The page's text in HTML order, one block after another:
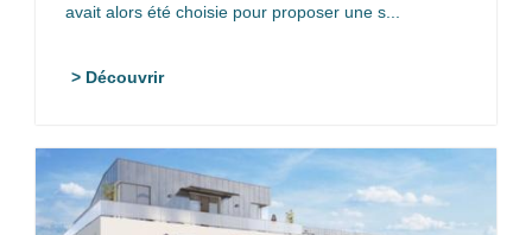
avait alors été choisie pour proposer une s...
> Découvrir